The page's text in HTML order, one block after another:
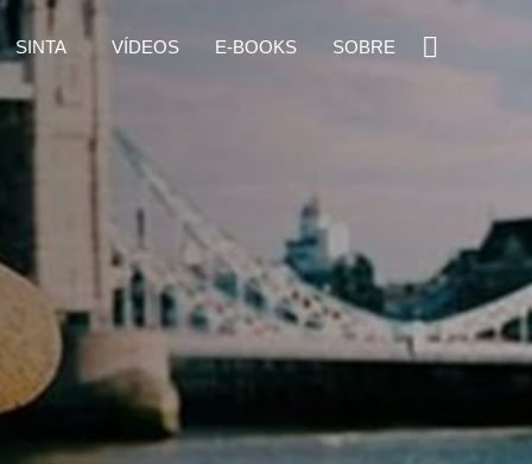
SINTA VÍDEOS E-BOOKS SOBRE